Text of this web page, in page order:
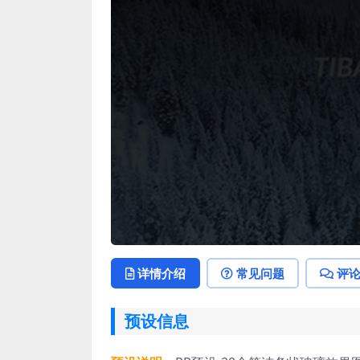
详情介绍 常见问题 评
预设信息